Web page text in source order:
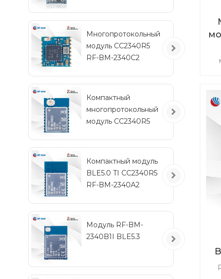
транспортных
средств
Многопротокольный
модуль CC2340R5
RF-BM-2340C2
Компактный
многопротокольный
модуль CC2340R5
Компактный модуль
BLE5.0 TI CC2340R5
RF-BM-2340A2
Модуль RF-BM-
2340B1I BLE5.3